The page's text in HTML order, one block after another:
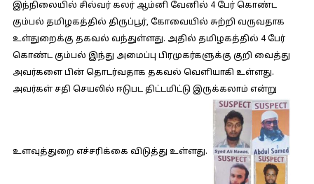
இந்நிலையில் சில்வர் கலர் ஆம்னி வேனில் 4 பேர் கொண்ட
கும்பல் தமிழகத்தில் திருப்பூர், கோவையில் சுற்றி வருவதாக
உள்துறைக்கு தகவல் வந்துள்ளது. அதில் தமிழகத்தில் 4 பேர்
கொண்ட கும்பல் இந்து அமைப்பு பிரமுகர்களுக்கு குறி வைத்து
அவர்களை பின் தொடர்வதாக தகவல் வெளியாகி உள்ளது.
அவர்கள் சதி செயலில் ஈடுபட திட்டமிட்டு இருக்கலாம் என்று
உளவுத்துறை எச்சரிக்கை விடுத்து உள்ளது.